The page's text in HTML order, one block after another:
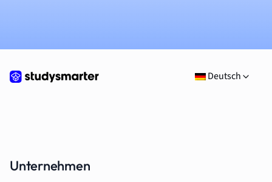
Deutsch
Unternehmen